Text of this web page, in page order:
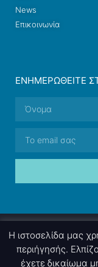
News
Επικοινωνία
ΕΝΗΜΕΡΩΘΕΊΤΕ
Η ιστοσελίδα μας
περιήγησής.
έχετε δικαίωμα